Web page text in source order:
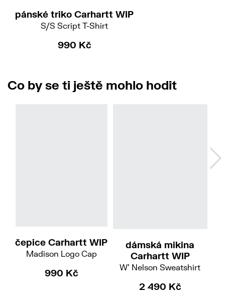
pánské triko Carhartt WIP
S/S Script T-Shirt
990 Kč
Co by se ti ještě mohlo hodit
čepice Carhartt WIP
Madison Logo Cap
990 Kč
dámská mikina
Carhartt WIP
W' Nelson Sweatshirt
2 490 Kč